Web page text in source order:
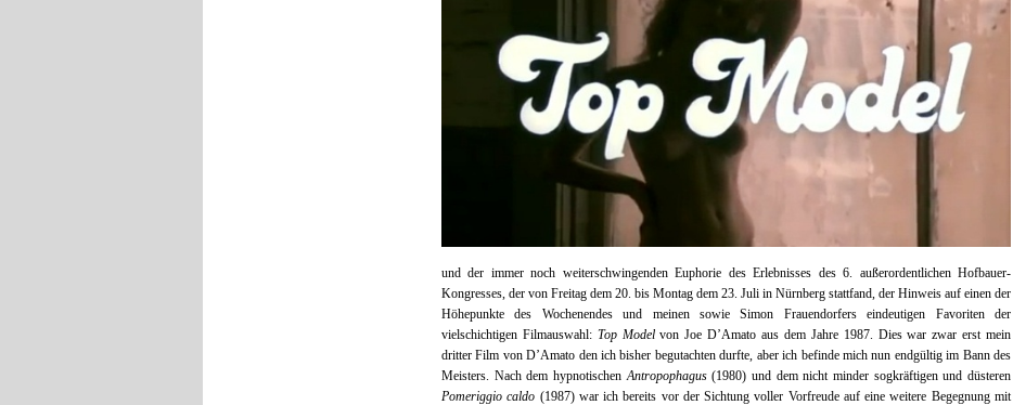
und der immer noch weiterschwingenden Euphorie des Erlebnisses des 6. außerordentlichen Hofbauer-
Kongresses, der von Freitag dem 20. bis Montag dem 23. Juli in Nürnberg stattfand, der Hinweis auf einen der
Höhepunkte des Wochenendes und meinen sowie Simon Frauendorfers eindeutigen Favoriten der
vielschichtigen Filmauswahl: Top Modelvon Joe D’Amato aus dem Jahre 1987. Dies war zwar erst mein
dritter Film von D’Amato den ich bisher begutachten durfte, aber ich befinde mich nun endgültig im Bann des
Meisters. Nach dem hypnotischenAntropophagus(1980) und dem nicht minder sogkräftigen und düsteren
Pomeriggio caldo (1987) war ich bereits vor der Sichtung voller Vorfreude auf eine weitere Begegnung mit